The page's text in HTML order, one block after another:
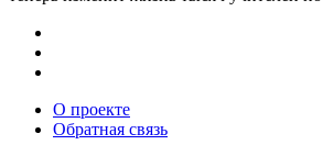
О проекте
Обратная связь